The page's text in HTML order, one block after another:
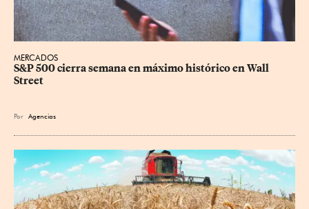
MERCADOS
S&P 500 cierra semana en máximo histórico en Wall
Street
Por Agencias